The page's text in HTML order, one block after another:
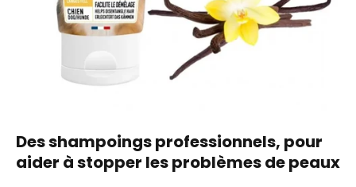
Des shampoings professionnels, pour
aider à stopper les problèmes de peaux